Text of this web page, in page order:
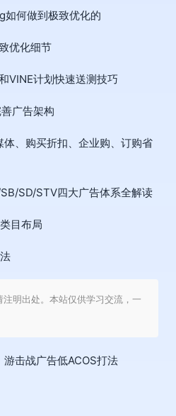
何做到极致优化的
优化细节
VINE计划快速送测技巧
广告架构
、购买折扣、企业购、订购省
SD/STV四大广告体系全解读
目布局
注明出处。本站仅供学习交流，一
击战广告低ACOS打法